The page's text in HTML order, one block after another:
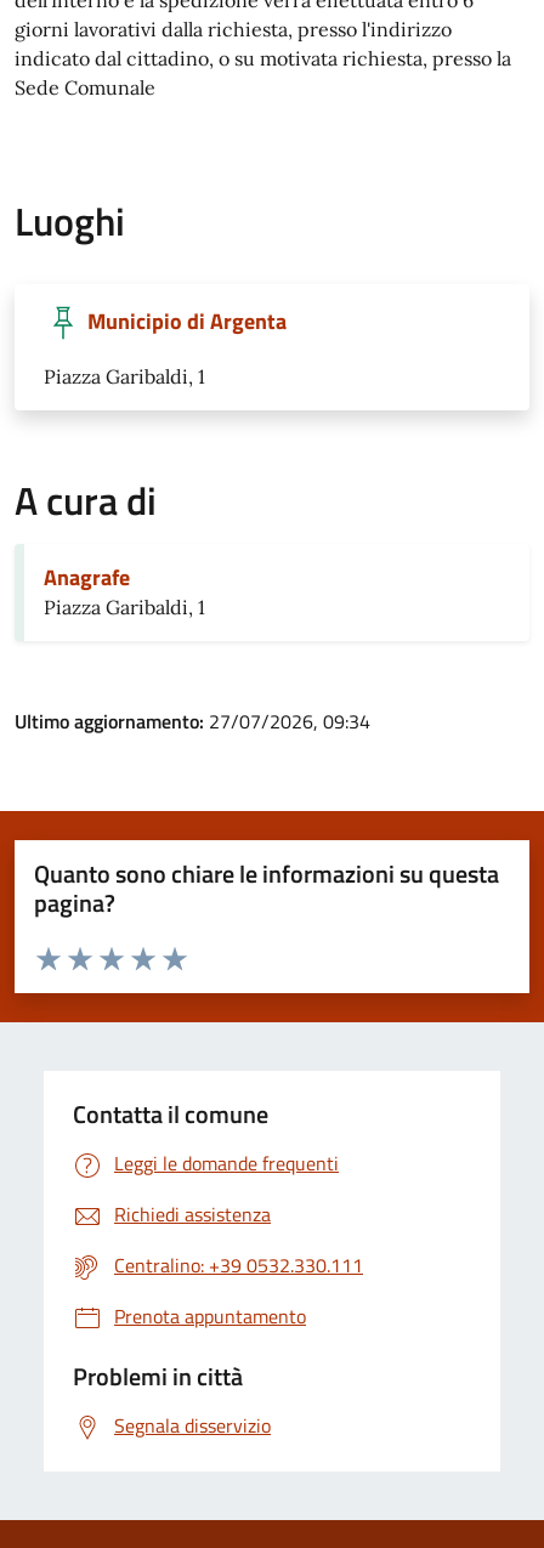
giorni lavorativi dalla richiesta, presso l'indirizzo
indicato dal cittadino, o su motivata richiesta, presso la
Sede Comunale
Luoghi
Municipio di Argenta
Piazza Garibaldi, 1
A cura di
Anagrafe
Piazza Garibaldi, 1
Ultimo aggiornamento: 27/07/2026, 09:34
Quanto sono chiare le informazioni su questa
pagina?
Valuta da 1 a 5 stelle la pagina
Valuta 5 stelle su 5
Valuta 4 stelle su 5
Valuta 3 stelle su 5
Valuta 2 stelle su 5
Valuta 1 stelle su 5
Contatta il comune
Leggi le domande frequenti
Richiedi assistenza
Centralino: +39 0532.330.111
Prenota appuntamento
Problemi in città
Segnala disservizio